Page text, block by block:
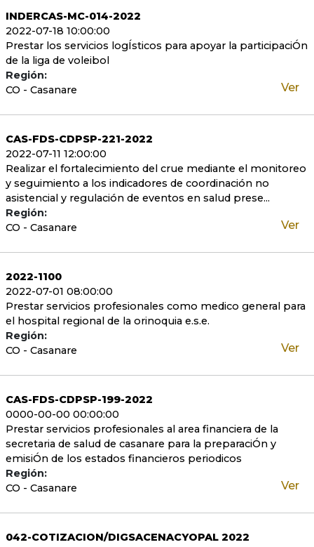
INDERCAS-MC-014-2022
2022-07-18 10:00:00
Prestar los servicios logÍsticos para apoyar la participaciÓn
de la liga de voleibol
Región:
CO - Casanare
Ver
CAS-FDS-CDPSP-221-2022
2022-07-11 12:00:00
Realizar el fortalecimiento del crue mediante el monitoreo
y seguimiento a los indicadores de coordinación no
asistencial y regulación de eventos en salud prese...
Región:
CO - Casanare
Ver
2022-1100
2022-07-01 08:00:00
Prestar servicios profesionales como medico general para
el hospital regional de la orinoquia e.s.e.
Región:
CO - Casanare
Ver
CAS-FDS-CDPSP-199-2022
0000-00-00 00:00:00
Prestar servicios profesionales al area financiera de la
secretaria de salud de casanare para la preparaciÓn y
emisiÓn de los estados financieros periodicos
Región:
CO - Casanare
Ver
042-COTIZACION/DIGSACENACYOPAL 2022